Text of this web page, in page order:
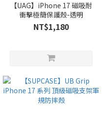
【UAG】iPhone 17 磁吸耐
衝擊極簡保護殼-透明
NT$1,180